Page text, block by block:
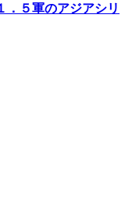
５軍のアジアシリ